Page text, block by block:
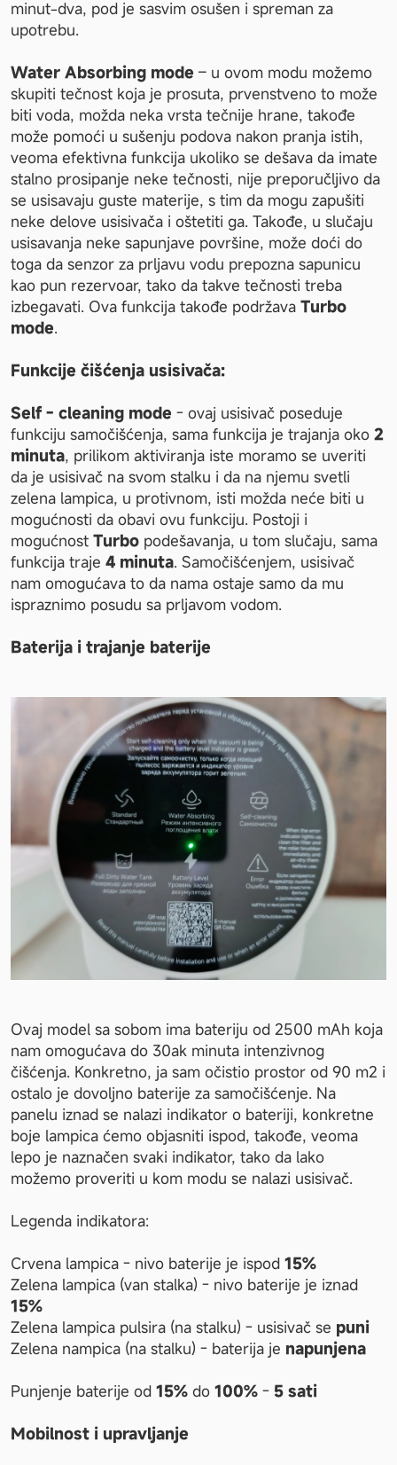
minut-dva, pod je sasvim osušen i spreman za
upotrebu.
Water Absorbing mode – u ovom modu možemo
skupiti tečnost koja je prosuta, prvenstveno to može
biti voda, možda neka vrsta tečnije hrane, takođe
može pomoći u sušenju podova nakon pranja istih,
veoma efektivna funkcija ukoliko se dešava da imate
stalno prosipanje neke tečnosti, nije preporučljivo da
se usisavaju guste materije, s tim da mogu zapušiti
neke delove usisivača i oštetiti ga. Takođe, u slučaju
usisavanja neke sapunjave površine, može doći do
toga da senzor za prljavu vodu prepozna sapunicu
kao pun rezervoar, tako da takve tečnosti treba
izbegavati. Ova funkcija takođe podržava Turbo
mode.
Funkcije čišćenja usisivača:
Self - cleaning mode - ovaj usisivač poseduje
funkciju samočišćenja, sama funkcija je trajanja oko 2
minuta, prilikom aktiviranja iste moramo se uveriti
da je usisivač na svom stalku i da na njemu svetli
zelena lampica, u protivnom, isti možda neće biti u
mogućnosti da obavi ovu funkciju. Postoji i
mogućnost Turbo podešavanja, u tom slučaju, sama
funkcija traje 4 minuta. Samočišćenjem, usisivač
nam omogućava to da nama ostaje samo da mu
ispraznimo posudu sa prljavom vodom.
Baterija i trajanje baterije
Ovaj model sa sobom ima bateriju od 2500 mAh koja
nam omogućava do 30ak minuta intenzivnog
čišćenja. Konkretno, ja sam očistio prostor od 90 m2 i
ostalo je dovoljno baterije za samočišćenje. Na
panelu iznad se nalazi indikator o bateriji, konkretne
boje lampica ćemo objasniti ispod, takođe, veoma
lepo je naznačen svaki indikator, tako da lako
možemo proveriti u kom modu se nalazi usisivač.
Legenda indikatora:
Crvena lampica - nivo baterije je ispod 15%
15%
Zelena lampica pulsira (na stalku) - usisivač se puni
Zelena nampica (na stalku) - baterija je napunjena
Punjenje baterije od 15% do 100% - 5 sati
Mobilnost i upravljanje